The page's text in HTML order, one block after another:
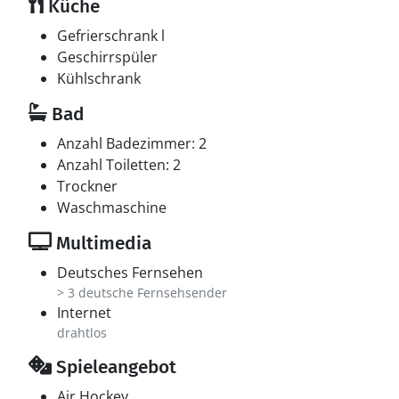
Fernsehsender. Mindestens 4 deutsche
Fernsehsender. Es steht kabellose Internetverbindung
zur Verfügung.
Whirlpool
Entspannen Sie sich im Innen-Durchlauf-Whirlpool für
2 Personen. Im Hot Tub für 5 Personen können Sie den
Küche
Gefrierschrank l
Geschirrspüler
Kühlschrank
Bad
Anzahl Badezimmer: 2
Anzahl Toiletten: 2
Trockner
Waschmaschine
Multimedia
Deutsches Fernsehen
> 3 deutsche Fernsehsender
Internet
drahtlos
Spieleangebot